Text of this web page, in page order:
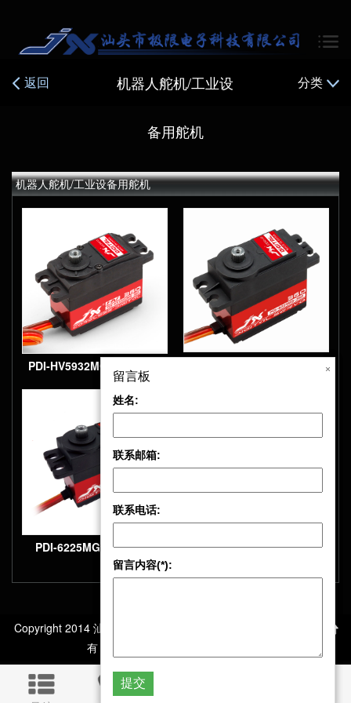
留言板
姓名:
联系邮箱:
联系电话:
留言内容(*):
×
返回 机器人舵机/工业设
备用舵机
分类
机器人舵机/工业设备用舵机
PDI-HV5932MG-360 20KG
360连续转 精密金属齿轮大
扭矩机器人空心杯舵机
PDI-6225MG-300 25KG
300度 精密金属齿轮大扭矩
数字标准舵机
扭矩数字标准机器人舵机
PDI-6221MG-180 180度
留言板
姓名:
联系邮箱:
联系电话:
留言内容(*):
×
Copyright 2014 汕头市极限电子科技有限公司 版权所
有 All Rights Reserved